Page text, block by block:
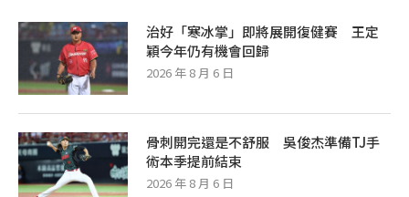
治好「寒冰掌」即將展開復健賽 王定
穎今年仍有機會回歸
2026 年 8 月 6 日
骨刺開完還是不舒服 吳俊杰準備TJ手
術本季提前結束
2026 年 8 月 6 日